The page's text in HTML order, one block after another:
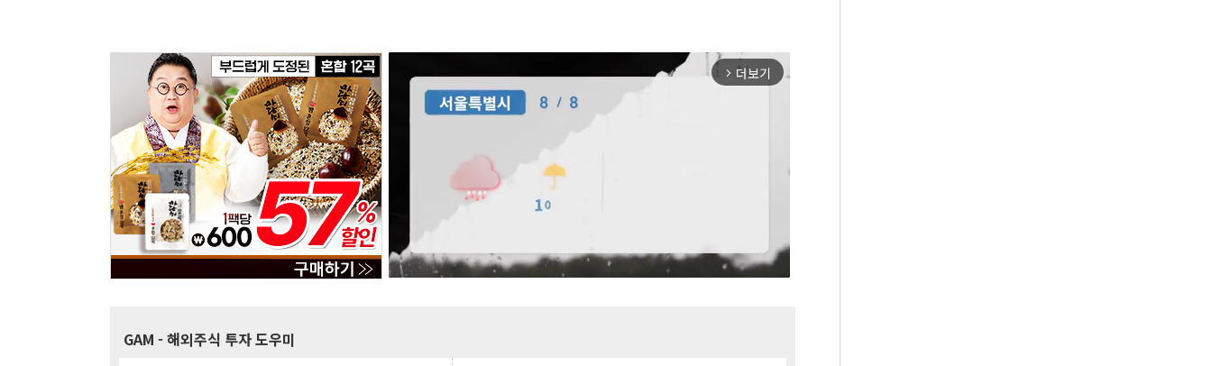
arrow_forward_ios 더보기
GAM - 해외주식 투자 도우미